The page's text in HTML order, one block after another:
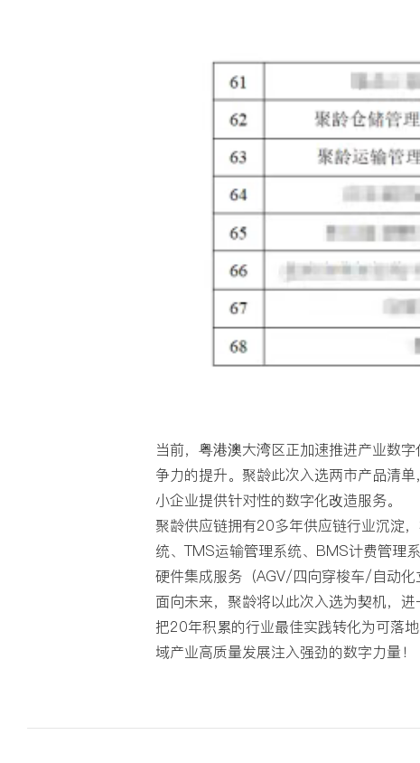
当前，粤港澳大湾区正加速推进产业数
争力的提升。聚龄此次入选两市产品清
小企业提供针对性的数字化改造服务。
聚龄供应链拥有20多年供应链行业沉淀
统、TMS运输管理系统、BMS计费管理
硬件集成服务（AGV/四向穿梭车/自动化
面向未来，聚龄将以此次入选为契机，
把20年积累的行业最佳实践转化为可落
域产业高质量发展注入强劲的数字力量！